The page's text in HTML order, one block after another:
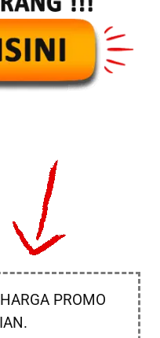
PROMO